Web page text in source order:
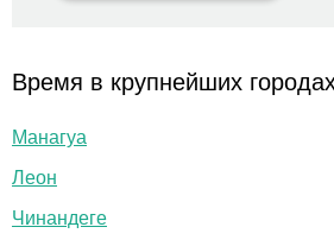
Время в крупнейших
Манагуа
Леон
Чинандеге